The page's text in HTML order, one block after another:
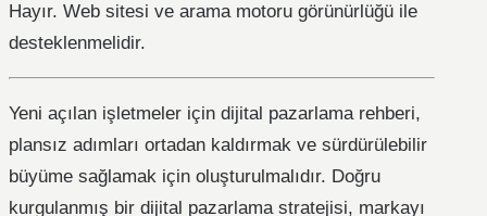
Hayır. Web sitesi ve arama motoru görünürlüğü ile
desteklenmelidir.
Yeni açılan işletmeler için dijital pazarlama rehberi,
plansız adımları ortadan kaldırmak ve sürdürülebilir
büyüme sağlamak için oluşturulmalıdır. Doğru
kurgulanmış bir dijital pazarlama stratejisi, markayı